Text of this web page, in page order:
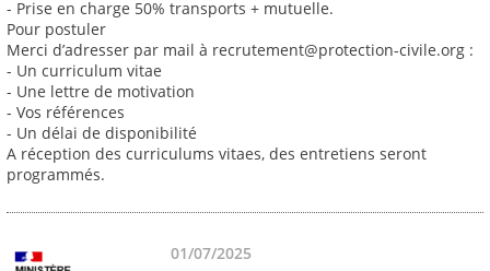
- Prise en charge 50% transports + mutuelle.
Pour postuler
Merci d’adresser par mail à recrutement@protection-civile.org :
- Un curriculum vitae
- Une lettre de motivation
- Vos références
- Un délai de disponibilité
A réception des curriculums vitaes, des entretiens seront
programmés.
01/07/2025